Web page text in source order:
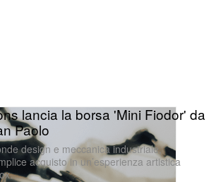
lancia la borsa 'Mini Fiodor' da
Paolo
design e meccanica industriale,
acquisto in un’esperienza artistica